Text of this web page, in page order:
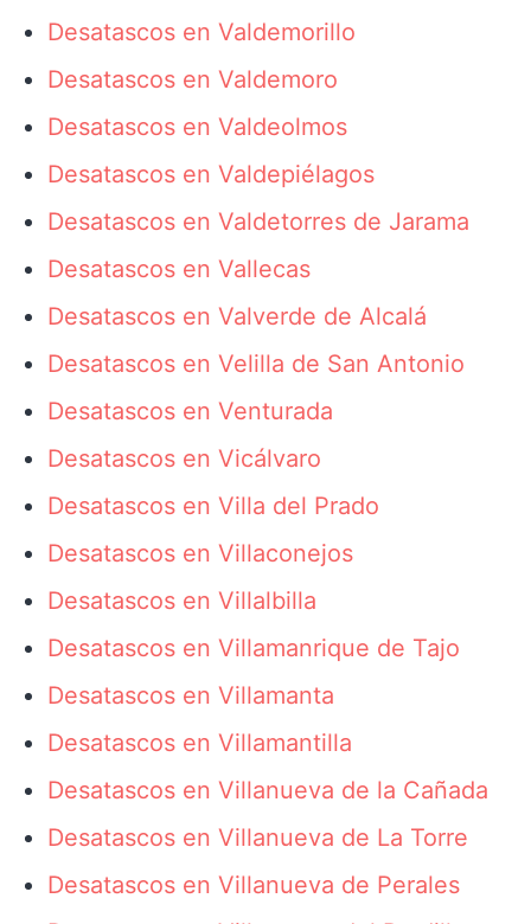
Desatascos en Valdemorillo
Desatascos en Valdemoro
Desatascos en Valdeolmos
Desatascos en Valdepiélagos
Desatascos en Valdetorres de Jarama
Desatascos en Vallecas
Desatascos en Valverde de Alcalá
Desatascos en Velilla de San Antonio
Desatascos en Venturada
Desatascos en Vicálvaro
Desatascos en Villa del Prado
Desatascos en Villaconejos
Desatascos en Villalbilla
Desatascos en Villamanrique de Tajo
Desatascos en Villamanta
Desatascos en Villamantilla
Desatascos en Villanueva de la Cañada
Desatascos en Villanueva de La Torre
Desatascos en Villanueva de Perales